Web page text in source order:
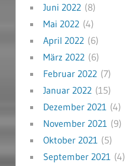
Juni 2022(8)
Mai 2022(4)
April 2022(6)
März 2022(6)
Februar 2022(7)
Januar 2022(15)
Dezember 2021 (4)
November 2021 (9)
Oktober 2021 (5)
September 2021 (4)